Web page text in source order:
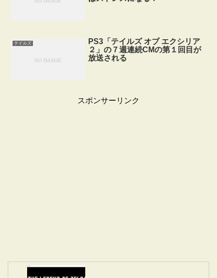
テイルズ
PS3「テイルズ オブ エクシリア
２」の７週連続CMの第１回目が
放送される
スポンサーリンク